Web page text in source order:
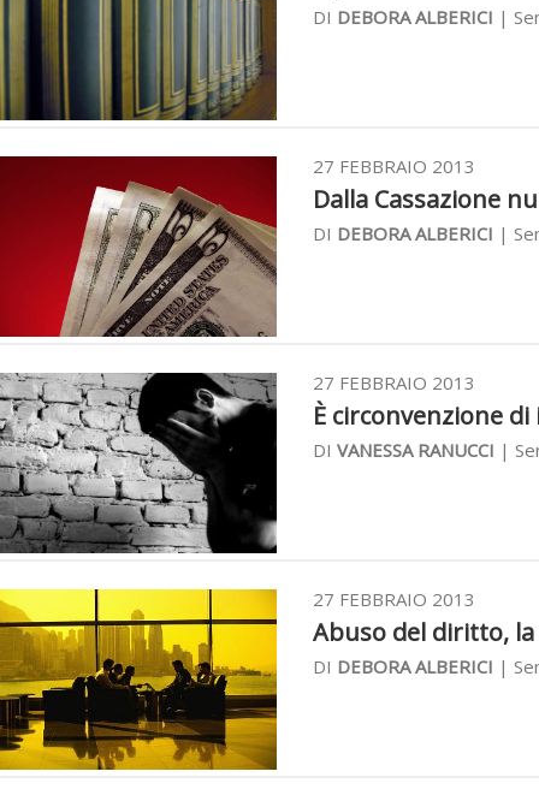
DI DEBORA ALBERICI |
27 FEBBRAIO 2013
Dalla Cassazione
DI DEBORA ALBERICI |
27 FEBBRAIO 2013
È circonvenzione
DI VANESSA RANUCCI |
27 FEBBRAIO 2013
Abuso del diritto,
DI DEBORA ALBERICI |